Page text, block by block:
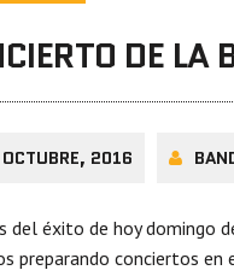
DE
2016
del éxito de hoy domingo
preparando conciertos